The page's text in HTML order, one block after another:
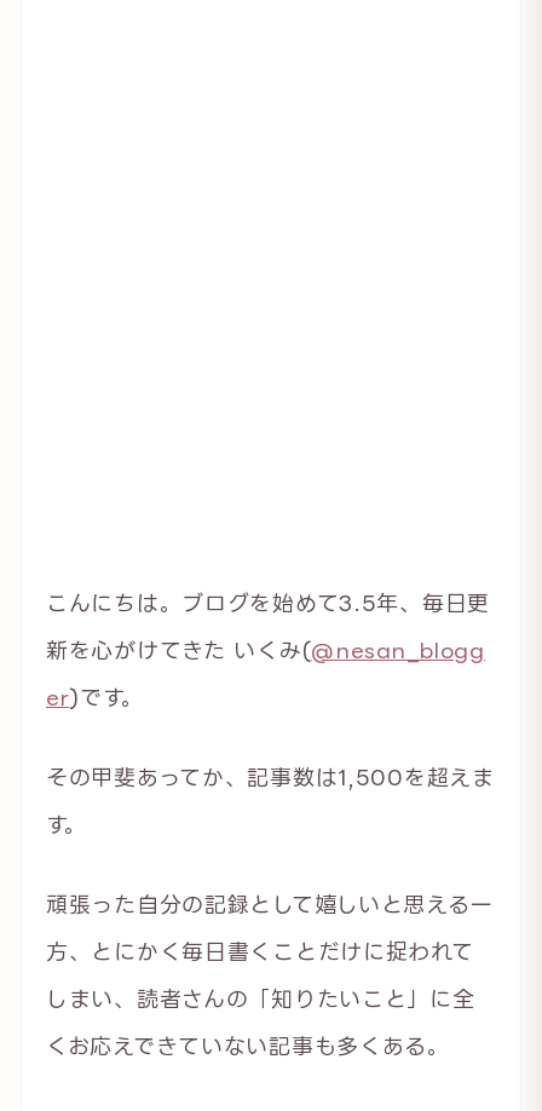
こんにちは。ブログを始めて3.5年、毎日更
新を心がけてきた いくみ(@nesan_blogg
er)です。
その甲斐あってか、記事数は1,500を超えま
す。
頑張った自分の記録として嬉しいと思える一
方、とにかく毎日書くことだけに捉われて
しまい、読者さんの「知りたいこと」に全
くお応えできていない記事も多くある。